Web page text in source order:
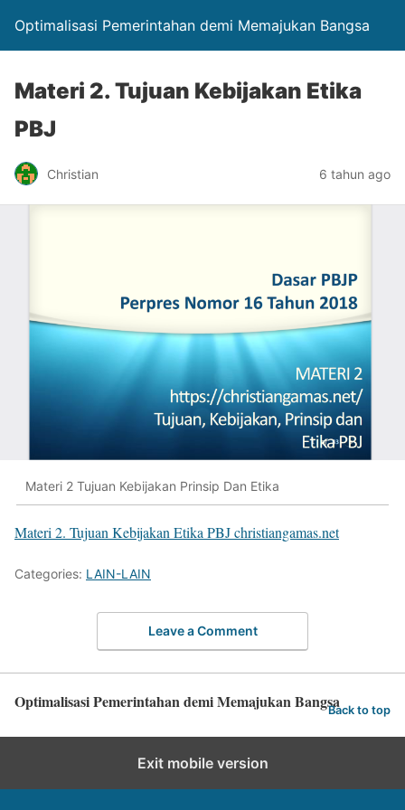
Optimalisasi Pemerintahan demi Memajukan Bangsa
Materi 2. Tujuan Kebijakan Etika
PBJ
Christian 6 tahun ago
Materi 2 Tujuan Kebijakan Prinsip Dan Etika
Materi 2. Tujuan Kebijakan Etika PBJ christiangamas.net
Categories: LAIN-LAIN
Leave a Comment
Optimalisasi Pemerintahan demi Memajukan BangsaBack to top
Exit mobile version